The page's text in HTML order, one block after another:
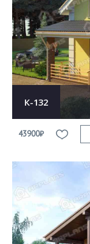
К-132
43900₽